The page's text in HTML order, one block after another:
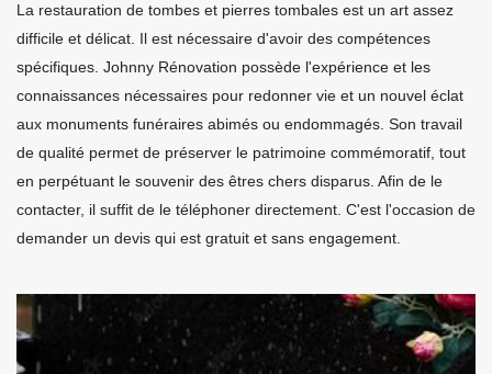
La restauration de tombes et pierres tombales est un art assez
difficile et délicat. Il est nécessaire d'avoir des compétences
spécifiques. Johnny Rénovation possède l'expérience et les
connaissances nécessaires pour redonner vie et un nouvel éclat
aux monuments funéraires abimés ou endommagés. Son travail
de qualité permet de préserver le patrimoine commémoratif, tout
en perpétuant le souvenir des êtres chers disparus. Afin de le
contacter, il suffit de le téléphoner directement. C'est l'occasion de
demander un devis qui est gratuit et sans engagement.